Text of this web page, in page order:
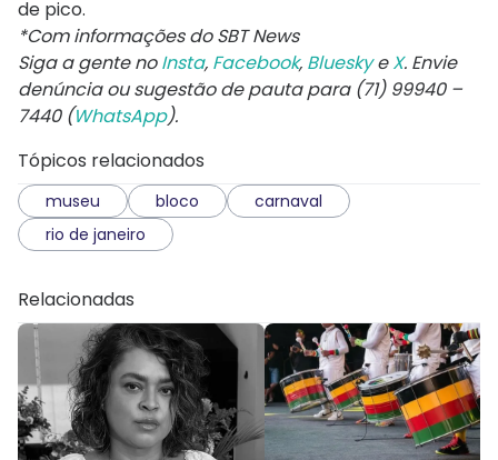
de pico.
*Com informações do SBT News
Siga a gente noInsta, Facebook, BlueskyeX. Envie
denúncia ou sugestão de pauta para (71) 99940 –
7440 (WhatsApp).
Tópicos relacionados
museu bloco
carnaval
rio de janeiro
Relacionadas